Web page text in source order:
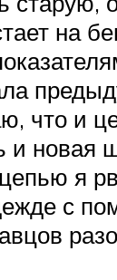
на
что и
и новая
я
с